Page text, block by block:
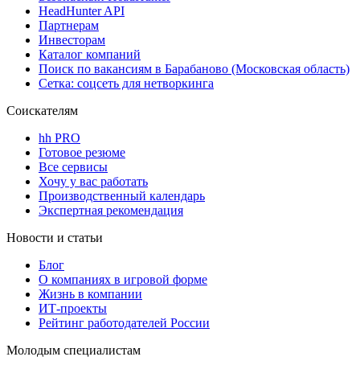
HeadHunter API
Партнерам
Инвесторам
Каталог компаний
Поиск по вакансиям в Барабаново (Московская область)
Сетка: соцсеть для нетворкинга
Соискателям
hh PRO
Готовое резюме
Все сервисы
Хочу у вас работать
Производственный календарь
Экспертная рекомендация
Новости и статьи
Блог
О компаниях в игровой форме
Жизнь в компании
ИТ-проекты
Рейтинг работодателей России
Молодым специалистам